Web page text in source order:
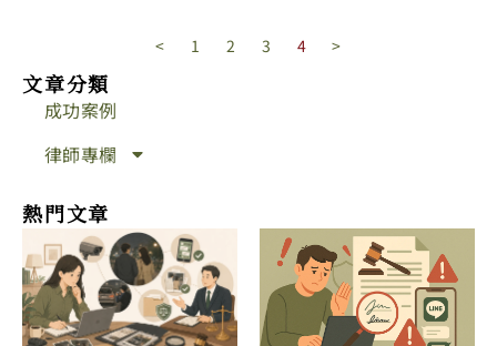
< 1 2 3 4 >
文章分類
成功案例
律師專欄
熱門文章